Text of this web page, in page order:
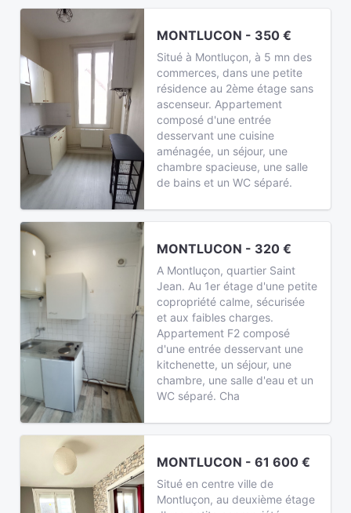
MONTLUCON - 350 €
Situé à Montluçon, à 5 mn des
commerces, dans une petite
résidence au 2ème étage sans
ascenseur. Appartement
composé d'une entrée
desservant une cuisine
aménagée, un séjour, une
chambre spacieuse, une salle
de bains et un WC séparé.
MONTLUCON - 320 €
A Montluçon, quartier Saint
Jean. Au 1er étage d'une petite
copropriété calme, sécurisée
et aux faibles charges.
Appartement F2 composé
d'une entrée desservant une
kitchenette, un séjour, une
chambre, une salle d'eau et un
WC séparé. Cha
MONTLUCON - 61 600 €
Situé en centre ville de
Montluçon, au deuxième étage